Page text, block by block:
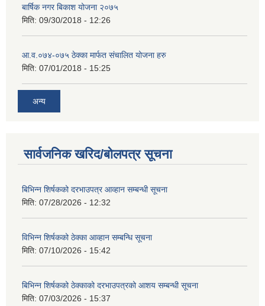
बार्षिक नगर बिकाश योजना २०७५
मिति: 09/30/2018 - 12:26
आ.व.०७४-०७५ ठेक्का मार्फत संचालित योजना हरु
मिति: 07/01/2018 - 15:25
अन्य
सार्वजनिक खरिद/बोलपत्र सूचना
बिभिन्‍न शिर्षकको दरभाउपत्र आव्हान सम्बन्धी सूचना
मिति: 07/28/2026 - 12:32
विभिन्न शिर्षकको ठेक्का आव्हान सम्बन्धि सूचना
मिति: 07/10/2026 - 15:42
बिभिन्‍न शिर्षकको ठेक्काको दरभाउपत्रको आशय सम्बन्धी सूचना
मिति: 07/03/2026 - 15:37